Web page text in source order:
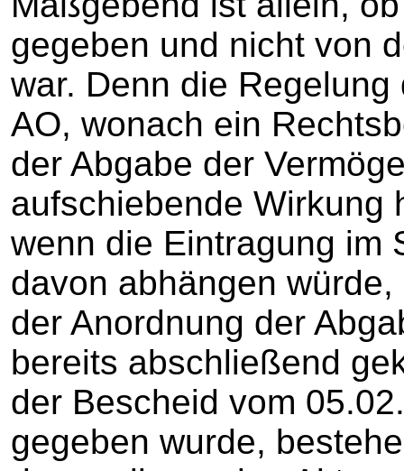
gegeben und nicht von
war. Denn die
AO, wonach ein
der Abgabe der
aufschiebende Wirkung
wenn die Eintragung im
davon abhängen
der Anordnung der
bereits abschließend
der Bescheid vom
gegeben wurde,